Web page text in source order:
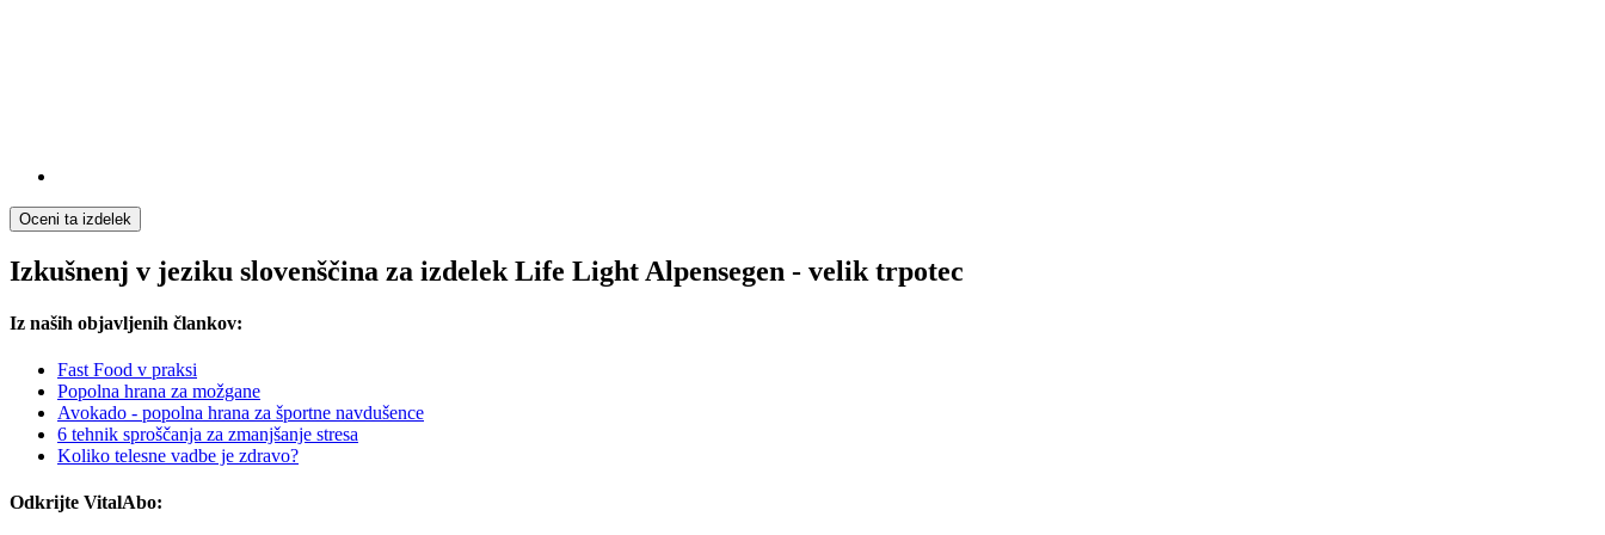
Oceni ta izdelek
Izkušnenj v jeziku slovenščina za izdelek Life Light Alpensegen - velik trpotec
Iz naših objavljenih člankov:
Fast Food v praksi
Popolna hrana za možgane
Avokado - popolna hrana za športne navdušence
6 tehnik sproščanja za zmanjšanje stresa
Koliko telesne vadbe je zdravo?
Odkrijte VitalAbo: